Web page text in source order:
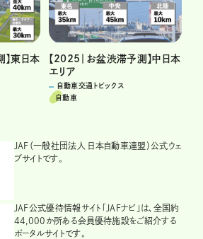
】東日本
【2025｜お盆渋滞予測】中日本
エリア
自動車交通トピックス
自動車
JAF（一般社団法人 日本自動車連盟）公式ウェ
ブサイトです。
JAF公式優待情報サイト「JAFナビ」は、全国約
44,000か所ある会員優待施設をご紹介する
ポータルサイトです。